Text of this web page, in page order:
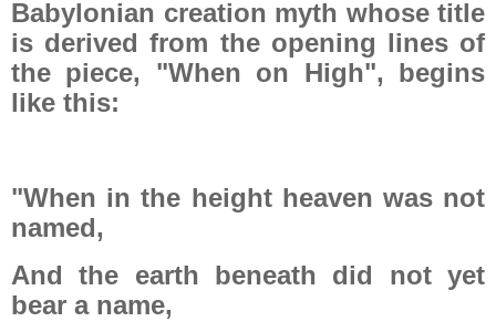
Babylonian creation myth whose title
is derived from the opening lines of
the piece, "When on High", begins
like this:
"When in the height heaven was not
named,
And the earth beneath did not yet
bear a name,